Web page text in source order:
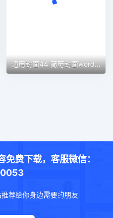
费下载，客服微信：
荐给你身边需要的朋友